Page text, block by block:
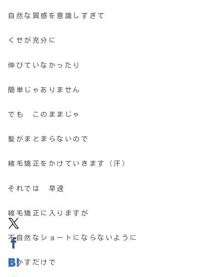
自然な質感を意識しすぎて
くせが充分に
伸びていなかったり
簡単じゃありません
でも このままじゃ
髪がまとまらないので
縮毛矯正をかけていきます（汗）
それでは 早速
縮毛矯正に入りますが
不自然なショートにならないように
乾かすだけで